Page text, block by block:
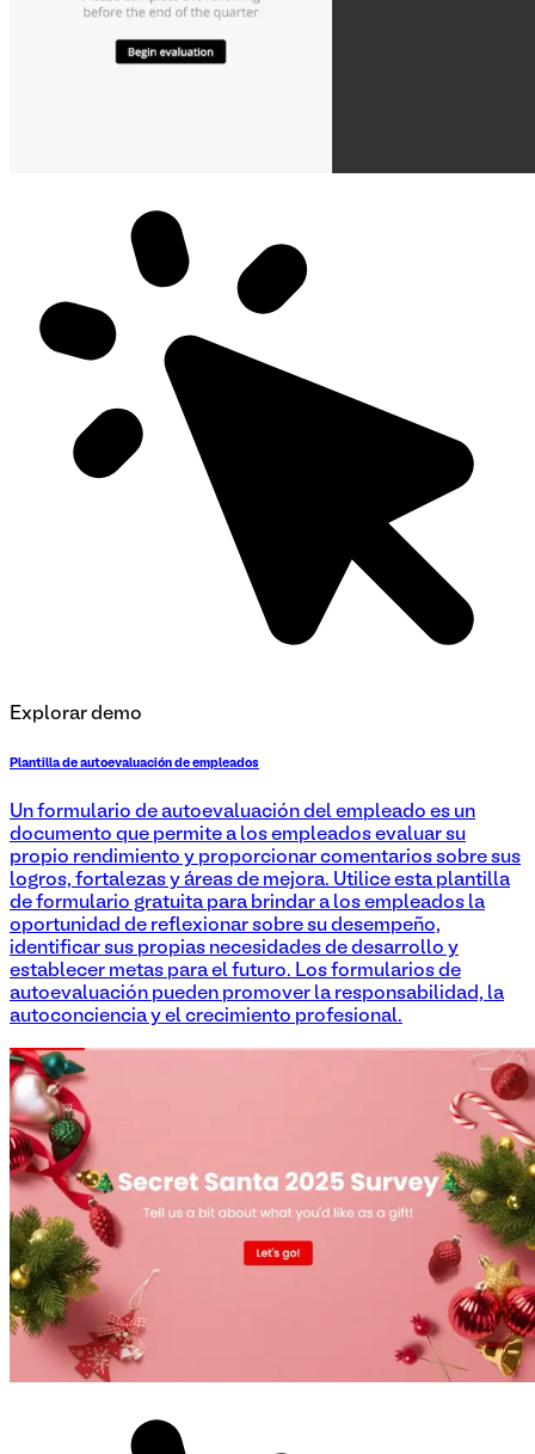
Explorar demo
Plantilla de autoevaluación de empleados
Un formulario de autoevaluación del empleado es un
documento que permite a los empleados evaluar su
propio rendimiento y proporcionar comentarios sobre sus
logros, fortalezas y áreas de mejora. Utilice esta plantilla
de formulario gratuita para brindar a los empleados la
oportunidad de reflexionar sobre su desempeño,
identificar sus propias necesidades de desarrollo y
establecer metas para el futuro. Los formularios de
autoevaluación pueden promover la responsabilidad, la
autoconciencia y el crecimiento profesional.